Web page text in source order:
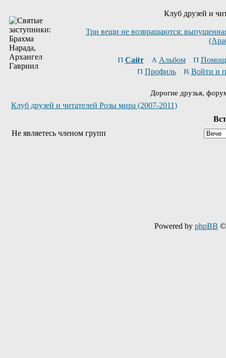
Клуб друзей и
Три вещи не возвращаются:
Сайт Альбом
Профиль
Войти и
Дорогие друзья,
Клуб друзей и читателей Розы мира (2007-2011)
Не являетесь членом групп
Powered by phpBB ©